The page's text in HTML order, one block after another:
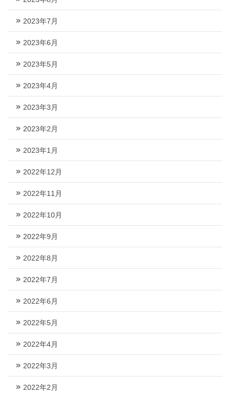
2023年7月
2023年6月
2023年5月
2023年4月
2023年3月
2023年2月
2023年1月
2022年12月
2022年11月
2022年10月
2022年9月
2022年8月
2022年7月
2022年6月
2022年5月
2022年4月
2022年3月
2022年2月